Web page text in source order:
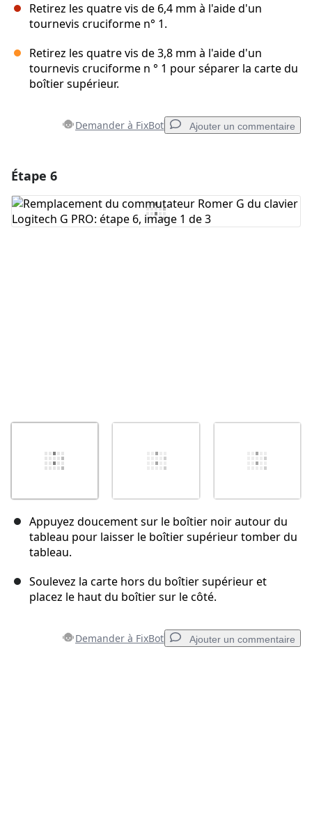
Retirez les quatre vis de 6,4 mm à l'aide d'un
tournevis cruciforme n° 1.
Retirez les quatre vis de 3,8 mm à l'aide d'un
tournevis cruciforme n ° 1 pour séparer la carte du
boîtier supérieur.
Demander à FixBot Ajouter un commentaire
Ajouter un commentaire
Étape 6
Appuyez doucement sur le boîtier noir autour du
tableau pour laisser le boîtier supérieur tomber du
tableau.
Soulevez la carte hors du boîtier supérieur et
placez le haut du boîtier sur le côté.
Demander à FixBot Ajouter un commentaire